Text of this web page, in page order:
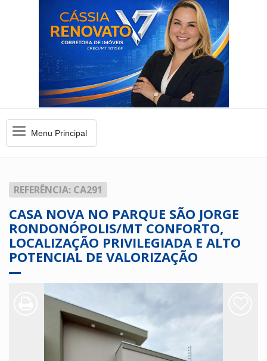
MenuMenu Principal
REFERÊNCIA: CA291
CASA NOVA NO PARQUE SÃO JORGE
RONDONÓPOLIS/MT CONFORTO,
LOCALIZAÇÃO PRIVILEGIADA E ALTO
POTENCIAL DE VALORIZAÇÃO